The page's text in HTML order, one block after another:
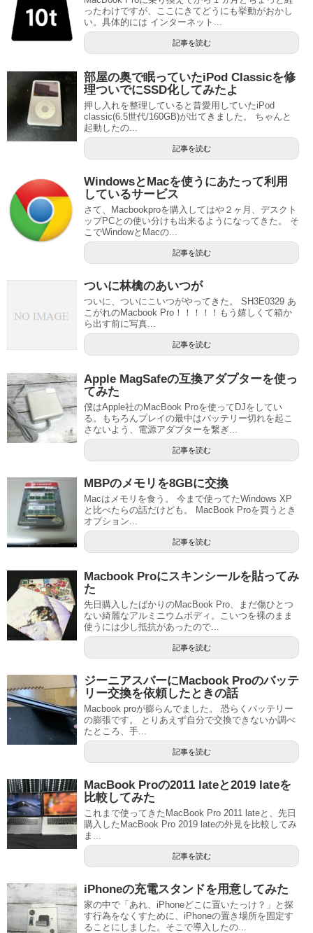
ったわけですが、ここにきてどうにも挙動がおかし
い。具体的には インターネット...
記事を読む
部屋の奥で眠っていたiPod Classicを修
理ついでにSSD化してみたよ
押し入れを整理していると昔愛用していたiPod
classic(6.5世代/160GB)が出てきました。 ちゃんと
起動したの...
記事を読む
WindowsとMacを使うにあたって利用
しているサービス
さて、Macbookproを購入してはや２ヶ月、デスクト
ップPCとの使い分けも出来るようになってきた。 そ
こでWindowとMacの...
記事を読む
ついに林檎のあいつが
ついに、ついにこいつがやってきた。 SH3E0329 あ
こがれのMacbook Pro！！！！！もう嬉しくて箱か
ら出す前に写真...
記事を読む
Apple MagSafeの互換アダプターを使っ
てみた
僕はApple社のMacBook Proを使ってDJをしてい
る。もちろんプレイの最中はバッテリー切れを起こ
さないよう、電源アダプターを繋ぎ...
記事を読む
MBPのメモリを8GBに交換
Macはメモリを食う。 今まで使ってたWindows XP
と比べたらの話だけども。 MacBook Proを買うとき
オプション...
記事を読む
Macbook Proにスキンシールを貼ってみ
た
先日購入したばかりのMacBook Pro、まだ傷ひとつ
ない綺麗なアルミニウムボディ。こいつを裸のまま
使うには少し抵抗があったので...
記事を読む
ジーニアスバーにMacbook Proのバッテ
リー交換を依頼したときの話
Macbook proが膨らんでました。 恐らくバッテリー
の膨張です。 とりあえず自分で交換できないか調べ
たところ、手...
記事を読む
MacBook Proの2011 lateと2019 lateを
比較してみた
これまで使ってきたMacBook Pro 2011 lateと、先日
購入したMacBook Pro 2019 lateの外見を比較してみ
ま...
記事を読む
iPhoneの充電スタンドを用意してみた
家の中で「あれ、iPhoneどこに置いたっけ？」と探
す行為をなくすために、iPhoneの置き場所を固定す
ることにしました。そこで導入したの...